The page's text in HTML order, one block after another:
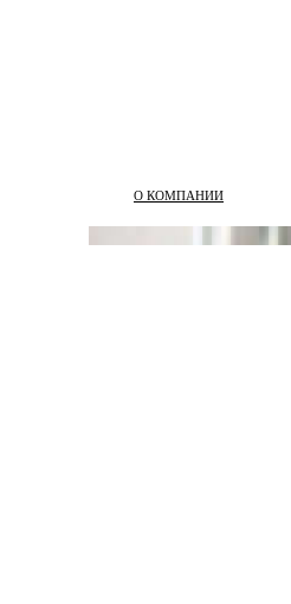
О КОМПАНИИ